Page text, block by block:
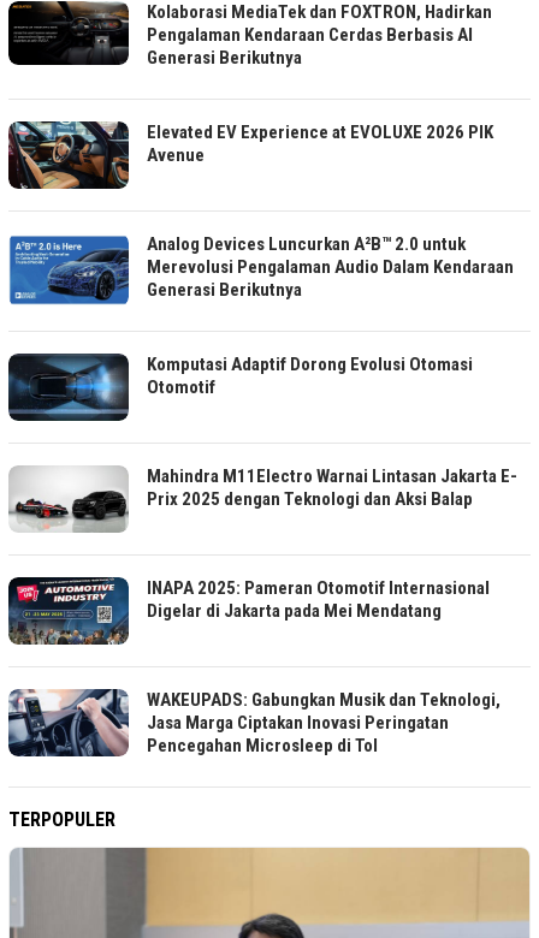
Kolaborasi MediaTek dan FOXTRON, Hadirkan
Pengalaman Kendaraan Cerdas Berbasis AI
Generasi Berikutnya
Elevated EV Experience at EVOLUXE 2026 PIK
Avenue
Analog Devices Luncurkan A²B™ 2.0 untuk
Merevolusi Pengalaman Audio Dalam Kendaraan
Generasi Berikutnya
Komputasi Adaptif Dorong Evolusi Otomasi
Otomotif
Mahindra M11Electro Warnai Lintasan Jakarta E-
Prix 2025 dengan Teknologi dan Aksi Balap
INAPA 2025: Pameran Otomotif Internasional
Digelar di Jakarta pada Mei Mendatang
WAKEUPADS: Gabungkan Musik dan Teknologi,
Jasa Marga Ciptakan Inovasi Peringatan
Pencegahan Microsleep di Tol
TERPOPULER